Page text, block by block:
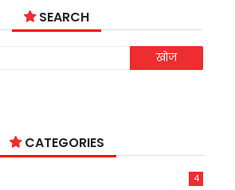
SEARCH
CATEGORIES
4